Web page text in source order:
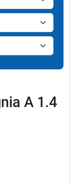
A 1.4